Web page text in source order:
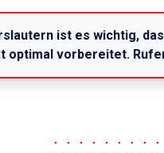
ist es wichtig,
optimal vorbereitet.